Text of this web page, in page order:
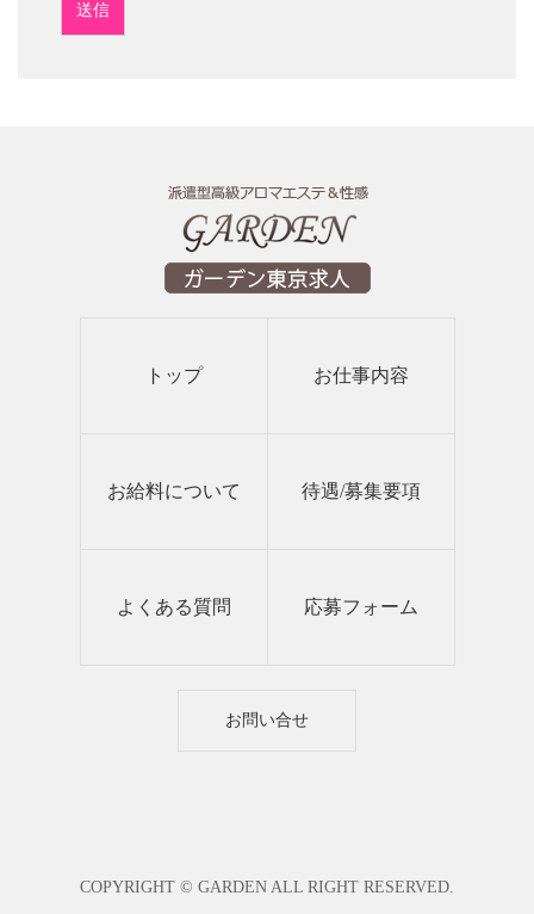
送信
トップ お仕事内容
お給料について 待遇/募集要項
よくある質問 応募フォーム
お問い合せ
COPYRIGHT © GARDEN ALL RIGHT RESERVED.